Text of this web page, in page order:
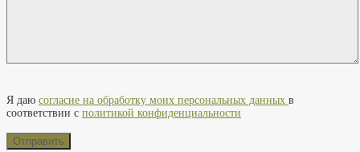
Я даю согласие на обработку моих персональных данных в
соответствии с политикой конфиденциальности